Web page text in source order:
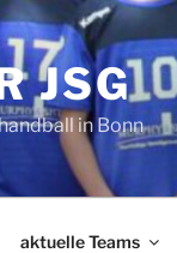
JSG
in Bonn
aktuelle Teams